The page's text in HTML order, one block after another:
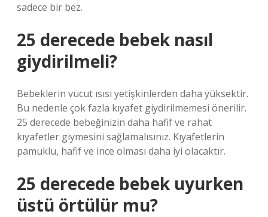
sadece bir bez.
25 derecede bebek nasıl
giydirilmeli?
Bebeklerin vücut ısısı yetişkinlerden daha yüksektir.
Bu nedenle çok fazla kıyafet giydirilmemesi önerilir.
25 derecede bebeğinizin daha hafif ve rahat
kıyafetler giymesini sağlamalısınız. Kıyafetlerin
pamuklu, hafif ve ince olması daha iyi olacaktır.
25 derecede bebek uyurken
üstü örtülür mu?